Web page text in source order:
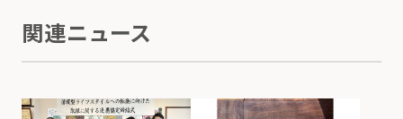
関連ニュース